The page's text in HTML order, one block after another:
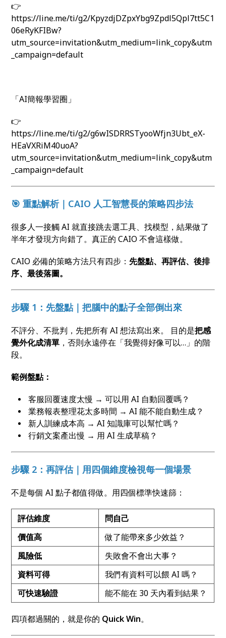
👉
https://line.me/ti/g2/KpyzdjDZpxYbg9Zpdl5Qpl7tt5C1
06eRyKFIBw?
utm_source=invitation&utm_medium=link_copy&utm
_campaign=default
「AI簡報學習圈」
👉
https://line.me/ti/g2/g6wISDRRSTyooWfjn3Ubt_eX-
HEaVXRiM40uoA?
utm_source=invitation&utm_medium=link_copy&utm
_campaign=default
🎯 重點解析｜CAIO 人工智慧長的策略四步法
很多人一接觸 AI 就直接跳去選工具、找模型，結果做了
半年才發現方向錯了。真正的 CAIO 不會這樣做。
CAIO 必備的策略方法只有四步：先盤點、再評估、後排
序、最後落圖。
步驟 1：先盤點｜把腦中的點子全部倒出來
不評分、不批判，先把所有 AI 想法寫出來。 目的是把感
覺外化成清單 ，否則永遠停在「我覺得好像可以…」的階
段。
範例盤點：
客服回覆速度太慢 → 可以用 AI 自動回覆嗎？
業務報表整理花太多時間 → AI 能不能自動生成？
新人訓練成本高 → AI 知識庫可以幫忙嗎？
行銷文案產出慢 → 用 AI 生成草稿？
步驟 2：再評估｜用四個維度檢視每一個場景
不是每個 AI 點子都值得做。用四個標準快速篩：
評估維度
問自己
價值高
做了能帶來多少效益？
風險低
失敗會不會出大事？
資料可得
我們有資料可以餵 AI 嗎？
可快速驗證
能不能在 30 天內看到結果？
四項都過關的，就是你的 Quick Win。